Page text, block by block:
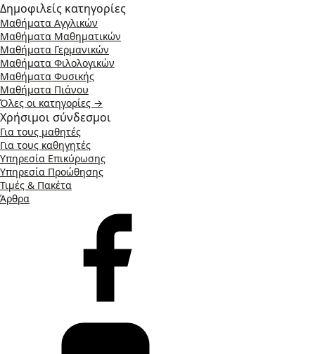
Δημοφιλείς κατηγορίες
Μαθήματα Αγγλικών
Μαθήματα Μαθηματικών
Μαθήματα Γερμανικών
Μαθήματα Φιλολογικών
Μαθήματα Φυσικής
Μαθήματα Πιάνου
Όλες οι κατηγορίες →
Χρήσιμοι σύνδεσμοι
Για τους μαθητές
Για τους καθηγητές
Υπηρεσία Επικύρωσης
Υπηρεσία Προώθησης
Τιμές & Πακέτα
Άρθρα